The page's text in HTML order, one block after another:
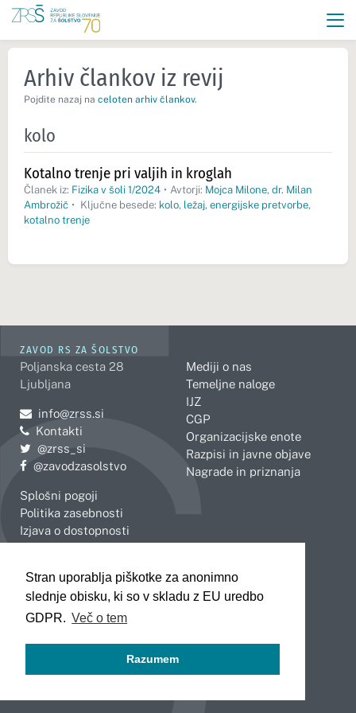
Stran uporablja piškotke za anonimno
slednje obisku, ki so v skladu z EU uredbo
GDPR. Več o tem
Razumem
Arhiv člankov iz revij
Pojdite nazaj na celoten arhiv člankov.
kolo
Kotalno trenje pri valjih in kroglah
Članek iz: Fizika v šoli 1/2024 • Avtorji: Mojca Milone, dr. Milan
Ambrožič • Ključne besede: kolo, ležaj, energijske pretvorbe,
kotalno trenje
ZAVOD RS ZA ŠOLSTVO
Poljanska cesta 28
Ljubljana
Pošljite e-mail na
info@zrss.si
Kontakti
Pojdite na Twitter:
@zrss_si
Pojdite na Facebook:
@zavodzasolstvo
Splošni pogoji
Politika zasebnosti
Izjava o dostopnosti
Mediji o nas
Temeljne naloge
IJZ
CGP
Organizacijske enote
Razpisi in javne objave
Nagrade in priznanja
Celje
Koper
Kranj
Novo mesto
Slovenj Gradec